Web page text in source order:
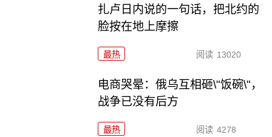
扎卢日内说的一句话，把北约的
脸按在地上摩擦
最热 阅读 13020
电商哭晕：俄乌互相砸\"饭碗\"，
战争已没有后方
最热 阅读 4278